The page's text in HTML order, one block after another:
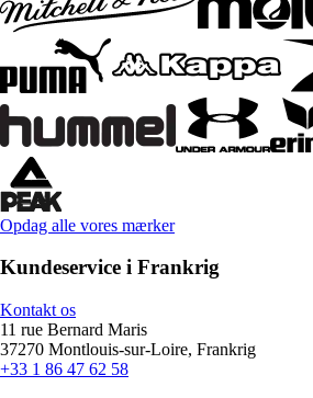
Opdag alle vores mærker
Kundeservice i Frankrig
Kontakt os
11 rue Bernard Maris
37270 Montlouis-sur-Loire, Frankrig
+33 1 86 47 62 58